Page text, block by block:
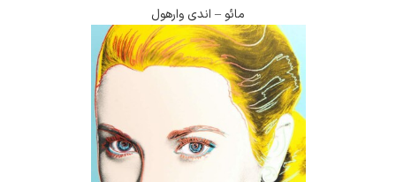
مائو – اندی وارهول